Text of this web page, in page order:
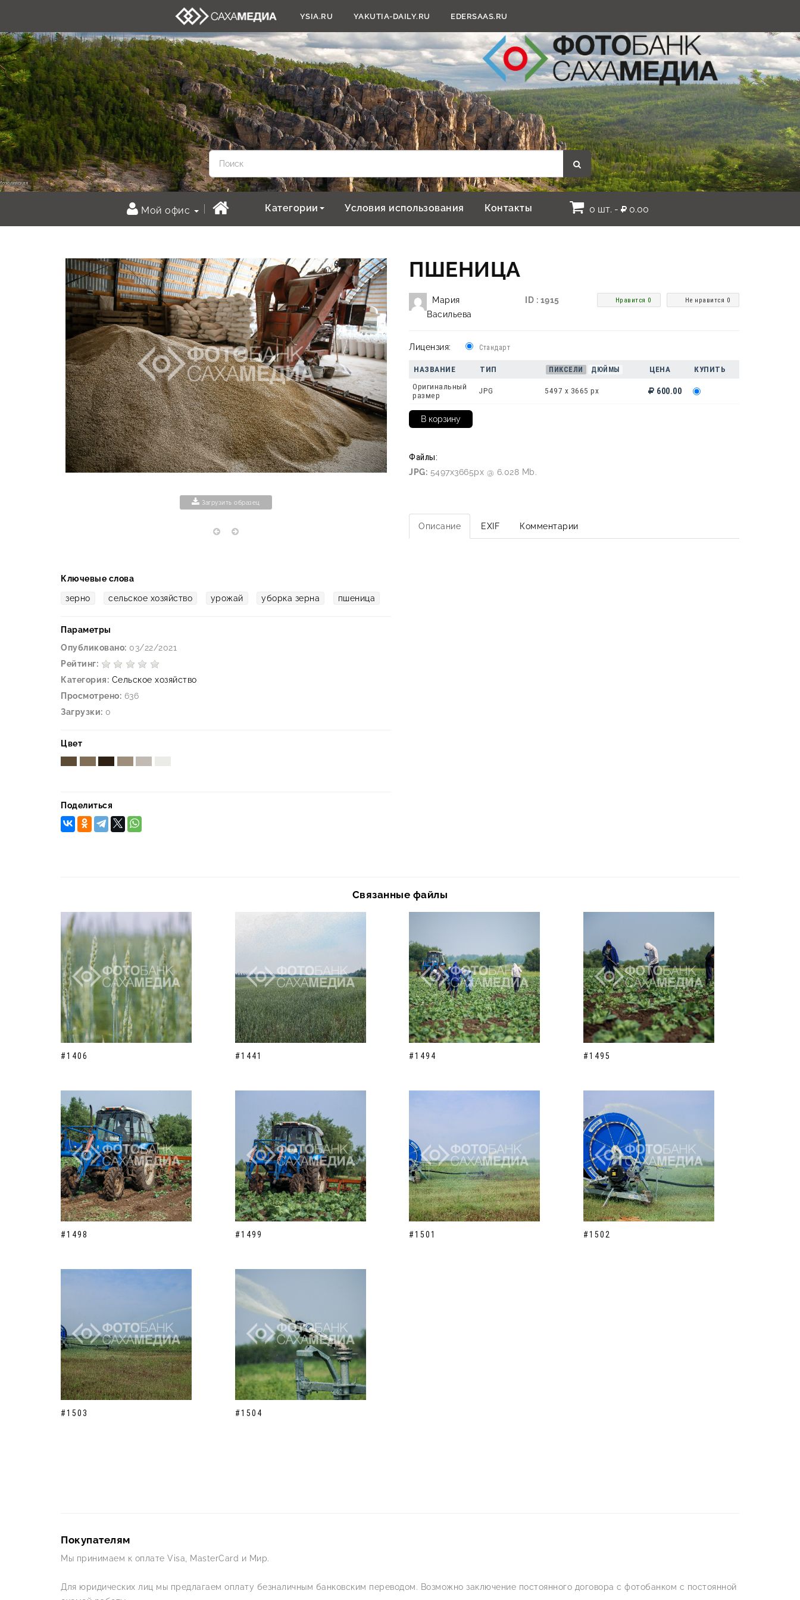
YSIA.RU YAKUTIA-DAILY.RU EDERSAAS.RU
Мой офис Категории Условия использования Контакты 0 шт. - 0.00
Загрузить образец
Ключевые слова
зерно сельское хозяйство урожай уборка зерна пшеница
Параметры
Опубликовано: 03/22/2021
Рейтинг:
Категория: Сельское хозяйство
Просмотрено: 636
Загрузки: 0
Цвет
Поделиться
ПШЕНИЦА
Мария
Васильева
ID : 1915 Не нравится 0
Нравится 0
Лицензия: Стандарт
НАЗВАНИЕ ТИП ПИКСЕЛИ ДЮЙМЫ ЦЕНА
КУПИТЬ
Оригинальный
размер
JPG 5497 x 3665 px 600.00
Файлы:
JPG: 5497x3665px @ 6.028 Mb.
Описание EXIF Комментарии
Связанные файлы
#1406 #1441 #1494 #1495
#1498 #1499 #1501 #1502
#1503 #1504
Покупателям
Мы принимаем к оплате Visa, MasterCard и Мир.
Для юридических лиц мы предлагаем оплату безналичным банковским переводом. Возможно заключение постоянного договора с фотобанком с постоянной